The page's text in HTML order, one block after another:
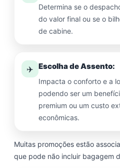
Determina se o
do valor final ou se o
de cabine.
✈️ Escolha de Assento:
Impacta o conforto e a
podendo ser um
premium ou um custo
econômicas.
Muitas promoções estão
que pode não incluir bagagem